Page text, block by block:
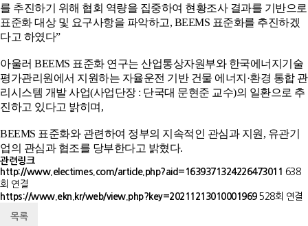
를 추진하기 위해 협회 역량을 집중하여 현황조사 결과를 기반으로
표준화 대상 및 요구사항을 파악하고, BEEMS 표준화를 추진하겠
다고 하였다”
아울러 BEEMS 표준화 연구는 산업통상자원부와 한국에너지기술
평가관리원에서 지원하는 자율운전 기반 건물 에너지·환경 통합 관
리시스템 개발 사업(사업단장 : 단국대 문현준 교수)의 일환으로 추
진하고 있다고 밝히며,
BEEMS 표준화와 관련하여 정부의 지속적인 관심과 지원, 유관기
업의 관심과 협조를 당부한다고 밝혔다.
관련링크
http://www.electimes.com/article.php?aid=1639371324226473011 638
회 연결
https://www.ekn.kr/web/view.php?key=20211213010001969 528회 연결
목록